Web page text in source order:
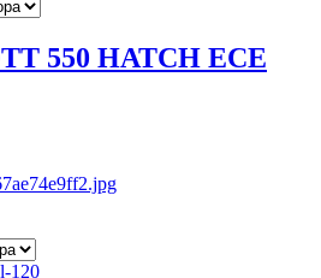
550 HATCH ECE